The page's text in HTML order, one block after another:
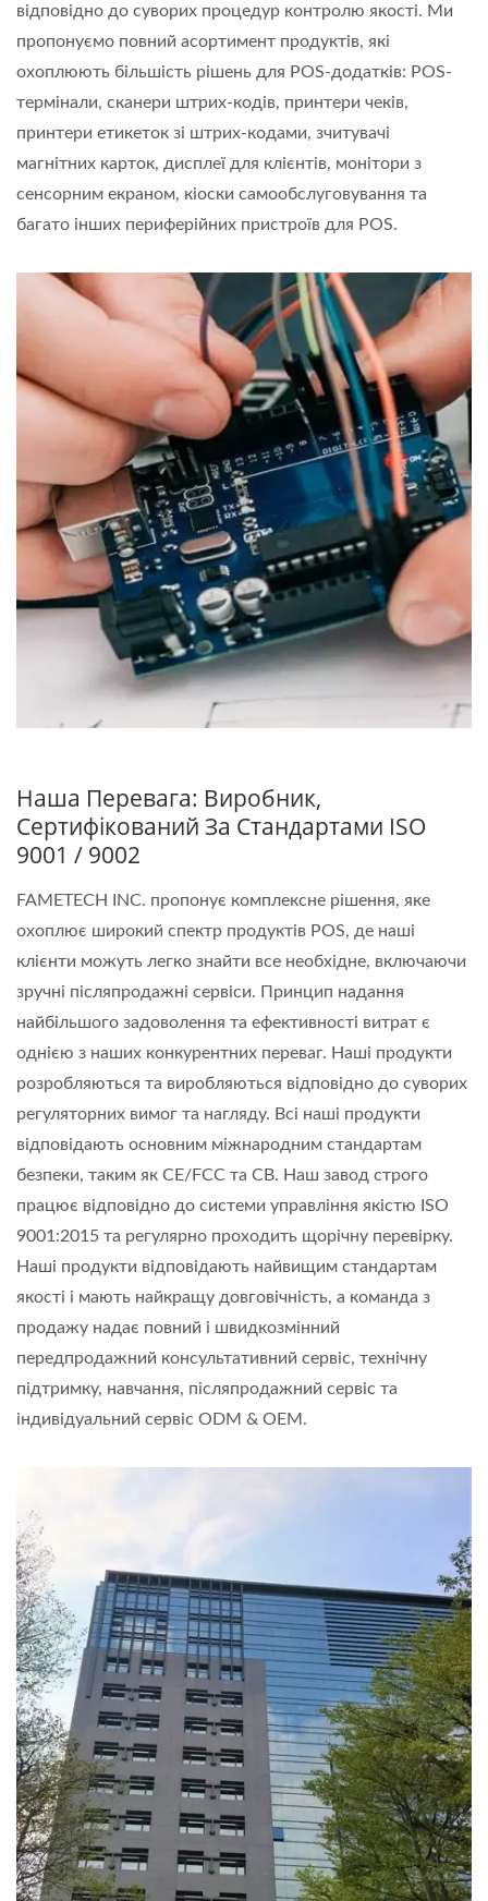
відповідно до суворих процедур контролю якості. Ми
пропонуємо повний асортимент продуктів, які
охоплюють більшість рішень для POS-додатків: POS-
термінали, сканери штрих-кодів, принтери чеків,
принтери етикеток зі штрих-кодами, зчитувачі
магнітних карток, дисплеї для клієнтів, монітори з
сенсорним екраном, кіоски самообслуговування та
багато інших периферійних пристроїв для POS.
Наша Перевага: Виробник,
Сертифікований За Стандартами ISO
9001 / 9002
FAMETECH INC. пропонує комплексне рішення, яке
охоплює широкий спектр продуктів POS, де наші
клієнти можуть легко знайти все необхідне, включаючи
зручні післяпродажні сервіси. Принцип надання
найбільшого задоволення та ефективності витрат є
однією з наших конкурентних переваг. Наші продукти
розробляються та виробляються відповідно до суворих
регуляторних вимог та нагляду. Всі наші продукти
відповідають основним міжнародним стандартам
безпеки, таким як CE/FCC та CB. Наш завод строго
працює відповідно до системи управління якістю ISO
9001:2015 та регулярно проходить щорічну перевірку.
Наші продукти відповідають найвищим стандартам
якості і мають найкращу довговічність, а команда з
продажу надає повний і швидкозмінний
передпродажний консультативний сервіс, технічну
підтримку, навчання, післяпродажний сервіс та
індивідуальний сервіс ODM & OEM.